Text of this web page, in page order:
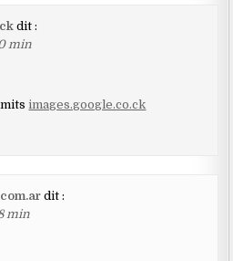
dit :
min
images.google.co.ck
dit :
min